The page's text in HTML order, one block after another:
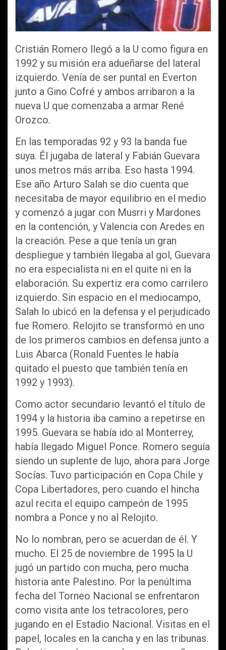
Cristián Romero llegó a la U como figura en
1992 y su misión era adueñarse del lateral
izquierdo. Venía de ser puntal en Everton
junto a Gino Cofré y ambos arribaron a la
nueva U que comenzaba a armar René
Orozco.
En las temporadas 92 y 93 la banda fue
suya. Él jugaba de lateral y Fabián Guevara
unos metros más arriba. Eso hasta 1994.
Ese año Arturo Salah se dio cuenta que
necesitaba de mayor equilibrio en el medio
y comenzó a jugar con Musrri y Mardones
en la contención, y Valencia con Aredes en
la creación. Pese a que tenía un gran
despliegue y también llegaba al gol, Guevara
no era especialista ni en el quite ni en la
elaboración. Su expertiz era como carrilero
izquierdo. Sin espacio en el mediocampo,
Salah lo ubicó en la defensa y el perjudicado
fue Romero. Relojito se transformó en uno
de los primeros cambios en defensa junto a
Luis Abarca (Ronald Fuentes le había
quitado el puesto que también tenía en
1992 y 1993).
Como actor secundario levantó el título de
1994 y la historia iba camino a repetirse en
1995. Guevara se había ido al Monterrey,
había llegado Miguel Ponce. Romero seguía
siendo un suplente de lujo, ahora para Jorge
Socías. Tuvo participación en Copa Chile y
Copa Libertadores, pero cuando el hincha
azul recita el equipo campeón de 1995
nombra a Ponce y no al Relojito.
No lo nombran, pero se acuerdan de él. Y
mucho. El 25 de noviembre de 1995 la U
jugó un partido con mucha, pero mucha
historia ante Palestino. Por la penúltima
fecha del Torneo Nacional se enfrentaron
como visita ante los tetracolores, pero
jugando en el Estadio Nacional. Visitas en el
papel, locales en la cancha y en las tribunas.